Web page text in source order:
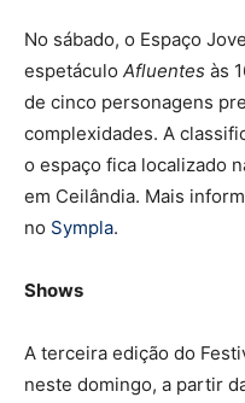
No sábado, o Espaço
espetáculo Afluentes às
de cinco personagens
complexidades. A
o espaço fica localizado
em Ceilândia. Mais
no Sympla.
Shows
A terceira edição do
neste domingo, a partir